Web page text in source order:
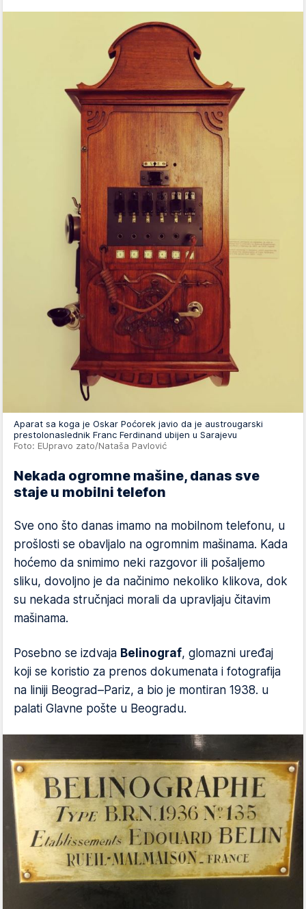
Aparat sa koga je Oskar Poćorek javio da je austrougarski
prestolonaslednik Franc Ferdinand ubijen u Sarajevu
Foto: EUpravo zato/Nataša Pavlović
Nekada ogromne mašine, danas sve
staje u mobilni telefon
Sve ono što danas imamo na mobilnom telefonu, u
prošlosti se obavljalo na ogromnim mašinama. Kada
hoćemo da snimimo neki razgovor ili pošaljemo
sliku, dovoljno je da načinimo nekoliko klikova, dok
su nekada stručnjaci morali da upravljaju čitavim
mašinama.
Posebno se izdvaja Belinograf, glomazni uređaj
koji se koristio za prenos dokumenata i fotografija
na liniji Beograd–Pariz, a bio je montiran 1938. u
palati Glavne pošte u Beogradu.